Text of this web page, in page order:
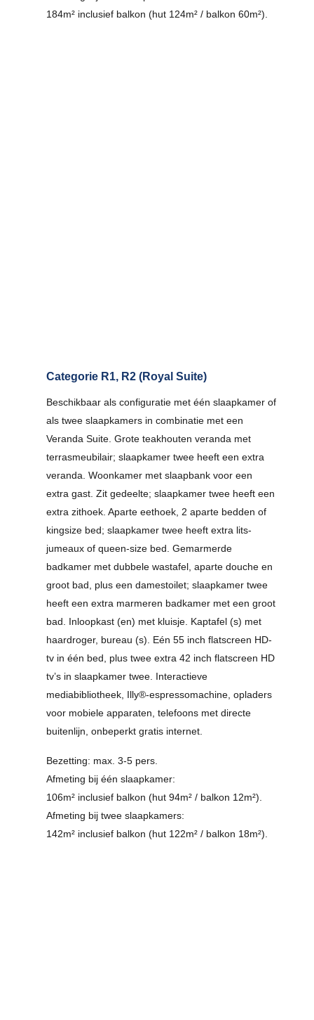
184m² inclusief balkon (hut 124m² / balkon 60m²).
Categorie R1, R2 (Royal Suite)
Beschikbaar als configuratie met één slaapkamer of
als twee slaapkamers in combinatie met een
Veranda Suite. Grote teakhouten veranda met
terrasmeubilair; slaapkamer twee heeft een extra
veranda. Woonkamer met slaapbank voor een
extra gast. Zit gedeelte; slaapkamer twee heeft een
extra zithoek. Aparte eethoek, 2 aparte bedden of
kingsize bed; slaapkamer twee heeft extra lits-
jumeaux of queen-size bed. Gemarmerde
badkamer met dubbele wastafel, aparte douche en
groot bad, plus een damestoilet; slaapkamer twee
heeft een extra marmeren badkamer met een groot
bad. Inloopkast (en) met kluisje. Kaptafel (s) met
haardroger, bureau (s). Eén 55 inch flatscreen HD-
tv in één bed, plus twee extra 42 inch flatscreen HD
tv’s in slaapkamer twee. Interactieve
mediabibliotheek, Illy®-espressomachine, opladers
voor mobiele apparaten, telefoons met directe
buitenlijn, onbeperkt gratis internet.
Bezetting: max. 3-5 pers.
Afmeting bij één slaapkamer:
106m² inclusief balkon (hut 94m² / balkon 12m²).
Afmeting bij twee slaapkamers:
142m² inclusief balkon (hut 122m² / balkon 18m²).